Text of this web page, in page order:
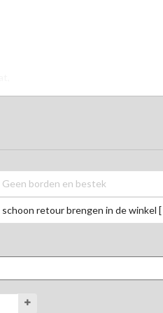
Geen borden en bestek
schoon retour brengen in de winkel [